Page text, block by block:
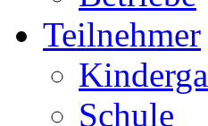
Teilnehmer
Schule